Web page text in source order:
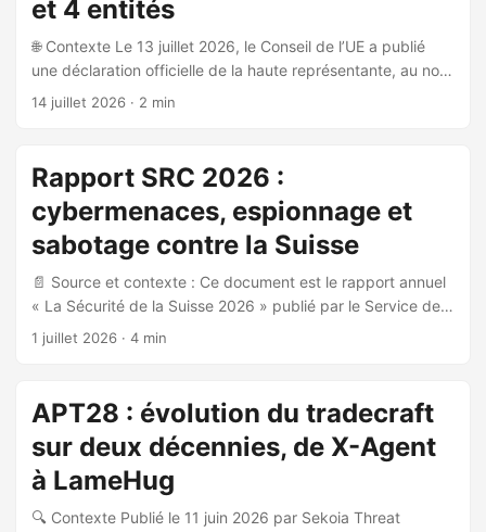
et 4 entités
🌐 Contexte Le 13 juillet 2026, le Conseil de l’UE a publié
une déclaration officielle de la haute représentante, au nom
de l’Union européenne, dénonçant le cyberécosystème
Attribution et acteurs identifiés L’UE attribue formellement
au 16e Centre du Service fédéral de sécurité (FSB) russe le
contrôle de plusieurs groupes de cybermenaces, dont le
groupe Turla. Le cyberécosystème russe dénoncé englobe
: ...
14 juillet 2026 · 2 min
Rapport SRC 2026 :
cybermenaces, espionnage et
sabotage contre la Suisse
📄 Source et contexte : Ce document est le rapport annuel
« La Sécurité de la Suisse 2026 » publié par le Service de
renseignement de la Confédération (SRC), clôturé en
de la prolifération et des infrastructures critiques, avec une
dimension cyber significative. 🌐 Environnement stratégique
et cybermenaces : Le rapport identifie la Russie comme la
menace la plus sérieuse et la plus aiguë pour la sécurité
européenne. La Russie a fortement intensifié son conflit
hybride en Europe, incluant des cyberattaques, des actes
1 juillet 2026 · 4 min
APT28 : évolution du tradecraft
sur deux décennies, de X-Agent
à LameHug
🔍 Contexte Publié le 11 juin 2026 par Sekoia Threat